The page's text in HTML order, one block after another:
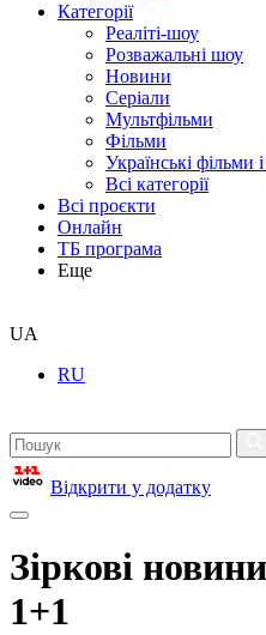
Категорії
Реаліті-шоу
Розважальні шоу
Новини
Серіали
Мультфільми
Фільми
Українські фільми
Всі категорії
Всі проєкти
Онлайн
ТБ програма
Еще
UA
RU
Відкрити у додатку
Зіркові
1+1